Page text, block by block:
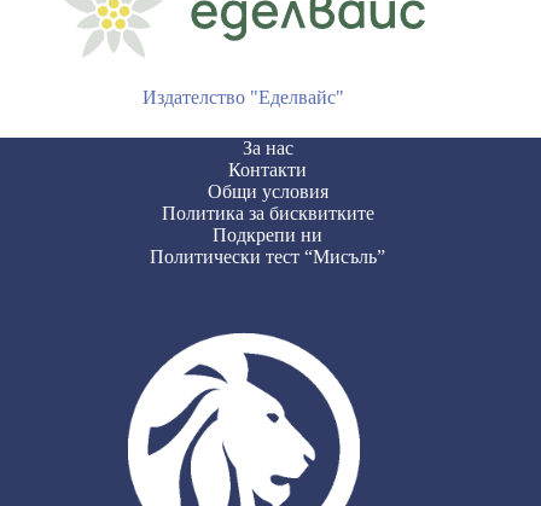
Издателство "Еделвайс"
За нас
Контакти
Общи условия
Политика за бисквитките
Подкрепи ни
Политически тест “Мисъль”